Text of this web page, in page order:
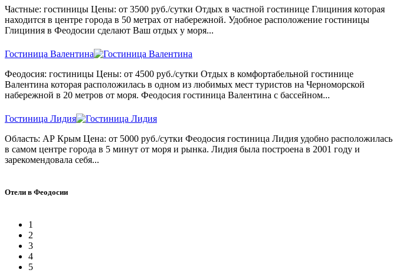
Частные: гостиницы Цены: от 3500 руб./сутки Отдых в частной гостинице Глициния которая
находится в центре города в 50 метрах от набережной. Удобное расположение гостиницы
Глициния в Феодосии сделают Ваш отдых у моря...
Гостиница Валентина
Феодосия: гостиницы Цены: от 4500 руб./сутки Отдых в комфортабельной гостинице
Валентина которая расположилась в одном из любимых мест туристов на Черноморской
набережной в 20 метров от моря. Феодосия гостиница Валентина с бассейном...
Гостиница Лидия
Область: АР Крым Цена: от 5000 руб./сутки Феодосия гостиница Лидия удобно расположилась
в самом центре города в 5 минут от моря и рынка. Лидия была построена в 2001 году и
зарекомендовала себя...
Отели в Феодосии
1
2
3
4
5